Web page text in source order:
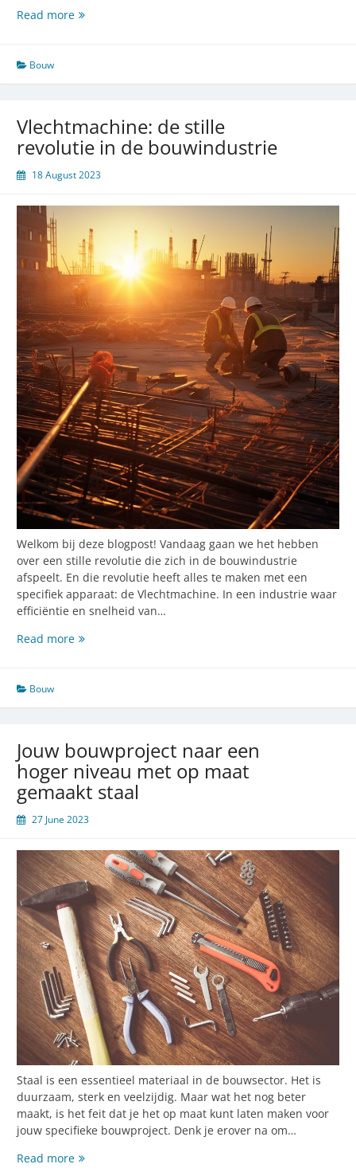
Read moreKunststof,
voor
Bouw
Vlechtmachine: de stille
revolutie in de bouwindustrie
18 August 2023
Welkom bij deze blogpost! Vandaag gaan we het hebben
over een stille revolutie die zich in de bouwindustrie
afspeelt. En die revolutie heeft alles te maken met een
specifiek apparaat: de Vlechtmachine. In een industrie waar
efficiëntie en snelheid van…
Read moreVlechtmachine:
in
Bouw
Jouw bouwproject naar een
hoger niveau met op maat
gemaakt staal
27 June 2023
Staal is een essentieel materiaal in de bouwsector. Het is
duurzaam, sterk en veelzijdig. Maar wat het nog beter
maakt, is het feit dat je het op maat kunt laten maken voor
jouw specifieke bouwproject. Denk je erover na om…
Read moreJouw